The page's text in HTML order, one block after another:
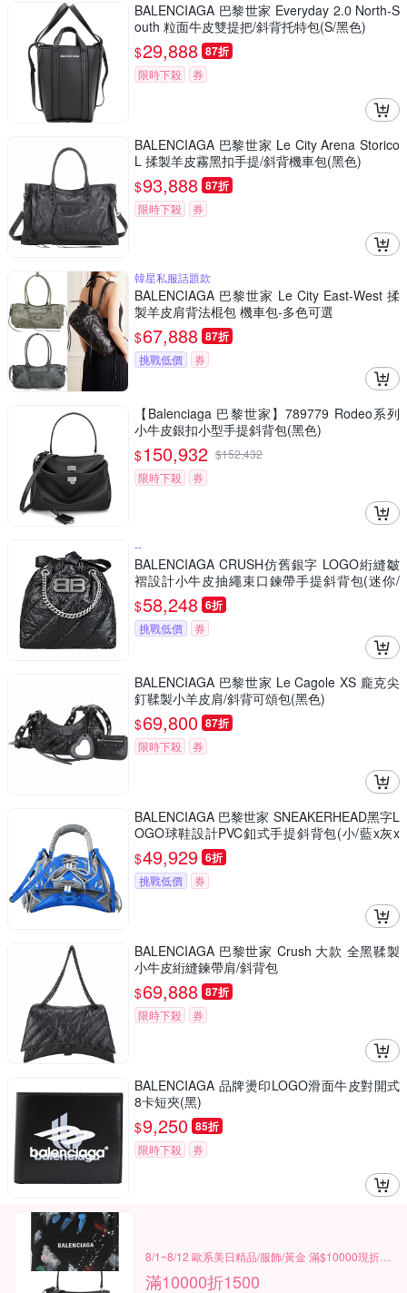
BALENCIAGA 巴黎世家 Everyday 2.0 North-S
outh 粒面牛皮雙提把/斜背托特包(S/黑色)
$29,888 87折
限時下殺 券
BALENCIAGA 巴黎世家 Le City Arena Storico
L 揉製羊皮霧黑扣手提/斜背機車包(黑色)
$93,888 87折
限時下殺 券
韓星私服話題款
BALENCIAGA 巴黎世家 Le City East-West 揉
製羊皮肩背法棍包 機車包-多色可選
$67,888 87折
挑戰低價 券
【Balenciaga 巴黎世家】789779 Rodeo系列
小牛皮銀扣小型手提斜背包(黑色)
$150,932 $152,432
限時下殺
券
--
BALENCIAGA CRUSH仿舊銀字 LOGO絎縫皺
褶設計小牛皮抽繩束口鍊帶手提斜背包(迷你/
黑)
$58,248 6折
挑戰低價 券
BALENCIAGA 巴黎世家 Le Cagole XS 龐克尖
釘鞣製小羊皮肩/斜背可頌包(黑色)
$69,800 87折
限時下殺 券
BALENCIAGA 巴黎世家 SNEAKERHEAD黑字L
OGO球鞋設計PVC釦式手提斜背包(小/藍x灰x
白)
$49,929 6折
挑戰低價 券
BALENCIAGA 巴黎世家 Crush 大款 全黑鞣製
小牛皮絎縫鍊帶肩/斜背包
$69,888 87折
限時下殺 券
BALENCIAGA 品牌燙印LOGO滑面牛皮對開式
8卡短夾(黑)
$9,250 85折
限時下殺 券
滿10000折1500